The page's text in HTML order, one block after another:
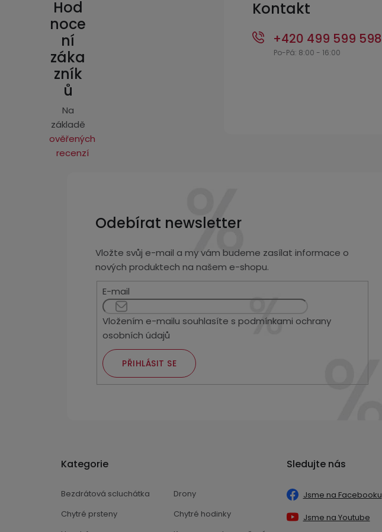
Hod
noce
ní
záka
zník
ů
Na
základě
ověřených
recenzí
Kontakt
+420 499 599 598
Odebírat newsletter
Vložte svůj e-mail a my vám budeme zasílat informace o
nových produktech na našem e-shopu.
E-mail
Vložením e-mailu souhlasíte spodmínkami ochrany
osobních údajů
PŘIHLÁSIT SE
Kategorie
Bezdrátová scluchátka
Drony
Chytré prsteny
Chytré hodinky
Sledujte nás
Jsme na Facebooku
Jsme na Youtube